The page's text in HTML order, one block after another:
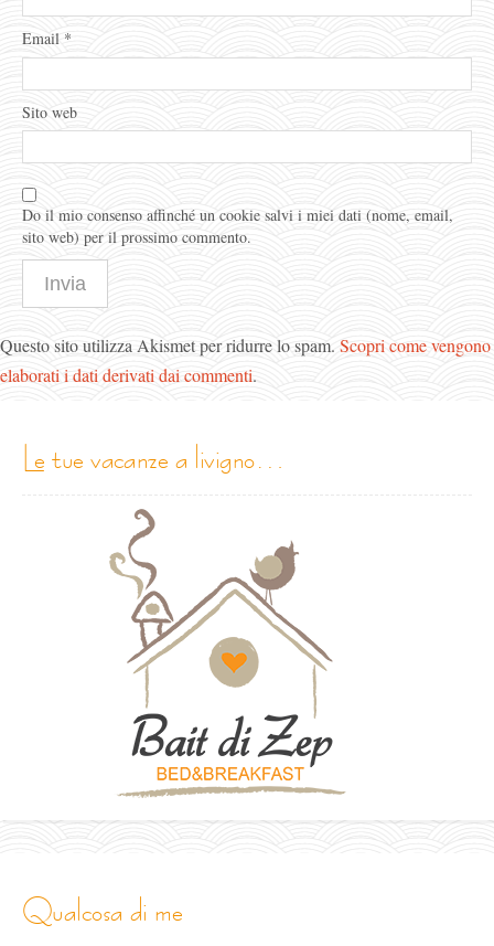
Email *
Sito web
Do il mio consenso affinché un cookie salvi i miei dati (nome, email,
sito web) per il prossimo commento.
Questo sito utilizza Akismet per ridurre lo spam. Scopri come vengono
elaborati i dati derivati dai commenti.
le tue vacanze a livigno…
qualcosa di me